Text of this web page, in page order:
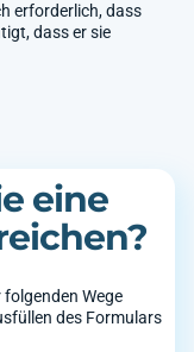
erforderlich, dass
dass er sie
eine
Wege
des Formulars